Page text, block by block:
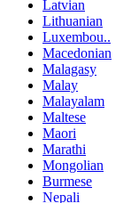
Latvian
Lithuanian
Luxembou..
Macedonian
Malagasy
Malay
Malayalam
Maltese
Maori
Marathi
Mongolian
Burmese
Nepali